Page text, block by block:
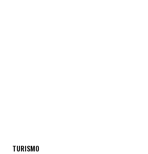
TURISMO